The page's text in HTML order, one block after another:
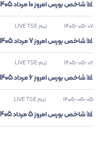
📊 شاخص بورس امروز 10 مرداد 1405 – گزارش بازار بورس و واچ لیست ویژه
1405-05-07 تیم LIVE TSE
📊 شاخص بورس امروز 7 مرداد 1405 – گزارش بازار بورس و واچ لیست ویژه
1405-05-06 تیم LIVE TSE
📊 شاخص بورس امروز 6 مرداد 1405 – گزارش بازار بورس و واچ لیست ویژه
1405-05-05 تیم LIVE TSE
📊 شاخص بورس امروز 5 مرداد 1405 – گزارش بازار بورس و واچ لیست ویژه